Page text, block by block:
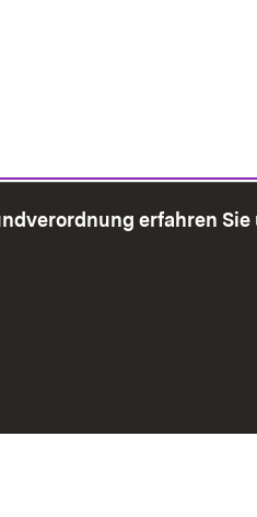
erfahren Sie